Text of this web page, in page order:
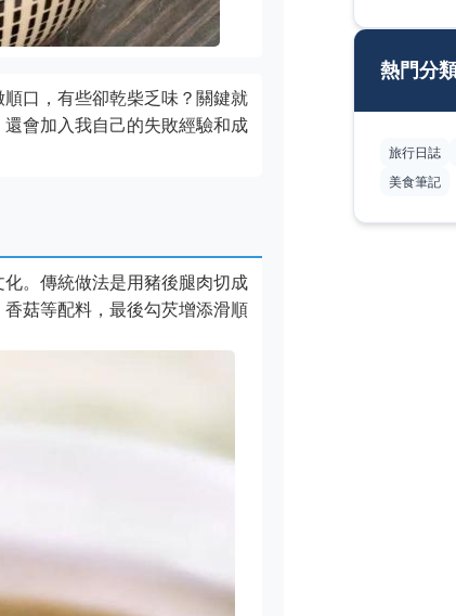
口，有些卻乾柴乏味？關鍵就
會加入我自己的失敗經驗和成
。傳統做法是用豬後腿肉切成
菇等配料，最後勾芡增添滑順
熱門分
旅行日誌
美食筆記